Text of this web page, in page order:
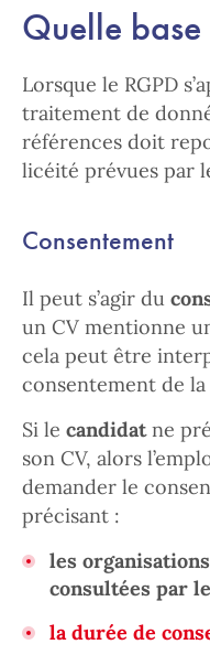
Quelle
Lorsque le RGPD
traitement de
références doit
licéité prévues par
Consentement
Il peut s’agir du
un CV mentionne
cela peut être
consentement de
Si le candidatne
son CV, alors
demander le
précisant :
les
consultées par
la durée de